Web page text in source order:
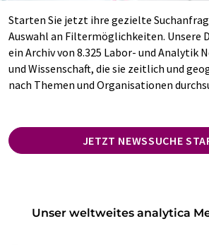
Starten Sie jetzt ihre gezielte
Auswahl an Filtermöglichkeiten. Unsere
ein Archiv von 8.325 Labor- und Analytik
und Wissenschaft, die sie zeitlich und
nach Themen und Organisationen
JETZT NEWSSUCHE
Unser weltweites analytica